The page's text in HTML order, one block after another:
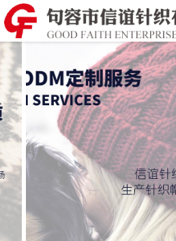
首
页
关
我
们
产
品
展
示
合
作
伙
联
系
English
Version